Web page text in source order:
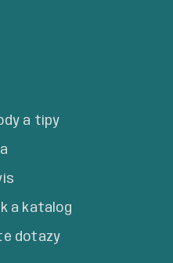
a tipy
a katalog
dotazy